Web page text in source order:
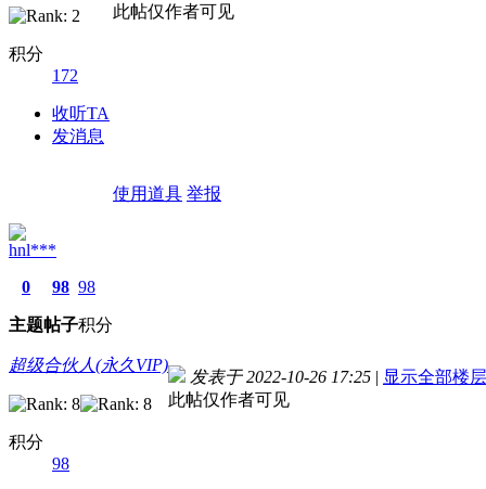
积分
172
收听TA
发消息
此帖仅作者可见
使用道具 举报
hnl***
0
主题
98
帖子
98
积分
超级合伙人(永久VIP)
积分
98
发表于 2022-10-26 17:25 | 显示全部楼层
此帖仅作者可见